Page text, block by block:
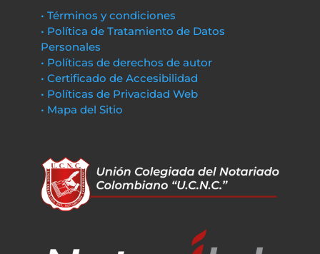
• Términos y condiciones
• Política de Tratamiento de Datos
Personales
• Políticas de derechos de autor
• Certificado de Accesibilidad
• Políticas de Privacidad Web
• Mapa del Sitio